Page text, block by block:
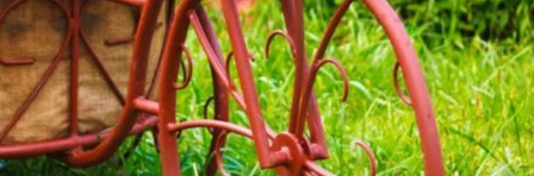
Внимание!Если у вас есть свой вопрос, задайте его